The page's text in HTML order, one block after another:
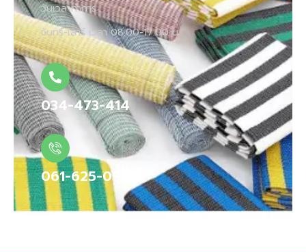
วันเวลาทำการ :
จันทร์-เสาร์ เวลา 08.00-17.00 น.
034-473-414
061-625-0958